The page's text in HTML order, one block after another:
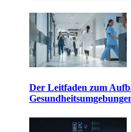
Der Leitfaden zum